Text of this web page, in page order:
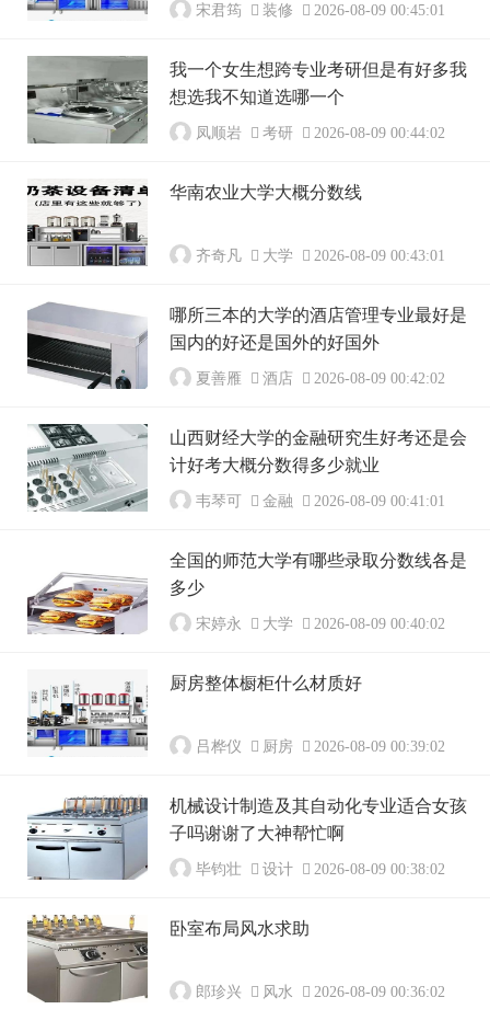
宋君筠 装修 2026-08-09 00:45:01
我一个女生想跨专业考研但是有好多我
想选我不知道选哪一个
凤顺岩 考研 2026-08-09 00:44:02
华南农业大学大概分数线
齐奇凡 大学 2026-08-09 00:43:01
哪所三本的大学的酒店管理专业最好是
国内的好还是国外的好国外
夏善雁 酒店 2026-08-09 00:42:02
山西财经大学的金融研究生好考还是会
计好考大概分数得多少就业
韦琴可 金融 2026-08-09 00:41:01
全国的师范大学有哪些录取分数线各是
多少
宋婷永 大学 2026-08-09 00:40:02
厨房整体橱柜什么材质好
吕桦仪 厨房 2026-08-09 00:39:02
机械设计制造及其自动化专业适合女孩
子吗谢谢了大神帮忙啊
毕钧壮 设计 2026-08-09 00:38:02
卧室布局风水求助
郎珍兴 风水 2026-08-09 00:36:02